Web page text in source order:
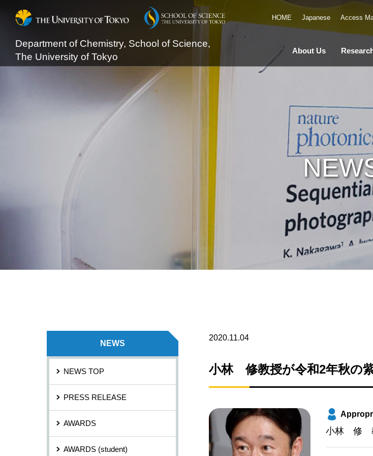
Department of Chemistry, School of Science,
The University of Tokyo
About Us
HOME Japanese Access
2020.11.04
小林 修教授が令和2年秋の
小林 修 教
NEWS
NEWS TOP
PRESS RELEASE
AWARDS
AWARDS (student)